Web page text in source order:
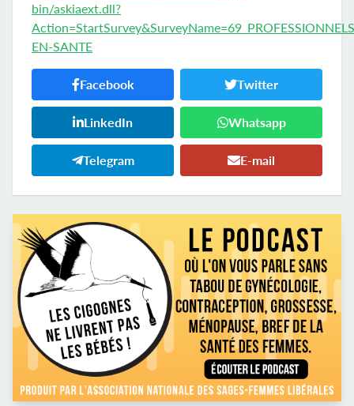
bin/askiaext.dll?
EN-SANTE
Facebook Twitter
LinkedIn Whatsapp
Telegram E-mail